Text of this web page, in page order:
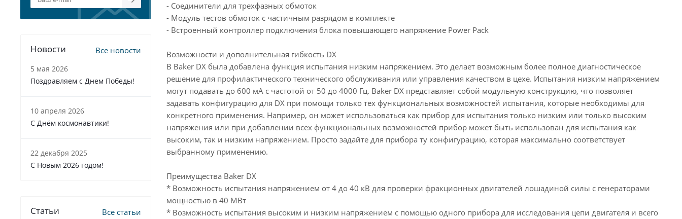
- Соединители для трехфазных обмоток
- Модуль тестов обмоток с частичным разрядом в комплекте
- Встроенный контроллер подключения блока повышающего напряжение Power Pack
Возможности и дополнительная гибкость DX
В Baker DX была добавлена функция испытания низким напряжением. Это делает возможным более полное диагностическое
решение для профилактического технического обслуживания или управления качеством в цехе. Испытания низким напряжением
могут подавать до 600 мА с частотой от 50 до 4000 Гц. Baker DX представляет собой модульную конструкцию, что позволяет
задавать конфигурацию для DX при помощи только тех функциональных возможностей испытания, которые необходимы для
конкретного применения. Например, он может использоваться как прибор для испытания только низким или только высоким
напряжения или при добавлении всех функциональных возможностей прибор может быть использован для испытания как
высоким, так и низким напряжением. Просто задайте для прибора ту конфигурацию, которая максимально соответствует
выбранному применению.
Преимущества Baker DX
* Возможность испытания напряжением от 4 до 40 кВ для проверки фракционных двигателей лошадиной силы с генераторами
мощностью в 40 МВт
* Возможность испытания высоким и низким напряжением с помощью одного прибора для исследования цепи двигателя и всего
Новости Все новости
5 мая 2026
Поздравляем с Днем Победы!
10 апреля 2026
С Днём космонавтики!
22 декабря 2025
C Новым 2026 годом!
Статьи Все статьи